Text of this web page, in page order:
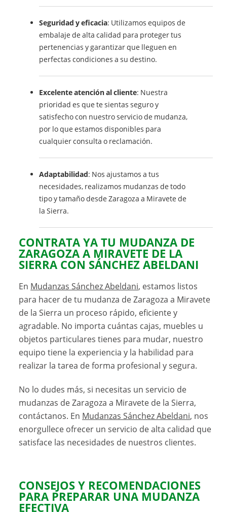
Seguridad y eficacia: Utilizamos equipos de
embalaje de alta calidad para proteger tus
pertenencias y garantizar que lleguen en
perfectas condiciones a su destino.
Excelente atención al cliente: Nuestra
prioridad es que te sientas seguro y
satisfecho con nuestro servicio de mudanza,
por lo que estamos disponibles para
cualquier consulta o reclamación.
Adaptabilidad: Nos ajustamos a tus
necesidades, realizamos mudanzas de todo
tipo y tamaño desde Zaragoza a Miravete de
la Sierra.
CONTRATA YA TU MUDANZA DE
ZARAGOZA A MIRAVETE DE LA
SIERRA CON SÁNCHEZ ABELDANI
En Mudanzas Sánchez Abeldani, estamos listos
para hacer de tu mudanza de Zaragoza a Miravete
de la Sierra un proceso rápido, eficiente y
agradable. No importa cuántas cajas, muebles u
objetos particulares tienes para mudar, nuestro
equipo tiene la experiencia y la habilidad para
realizar la tarea de forma profesional y segura.
No lo dudes más, si necesitas un servicio de
mudanzas de Zaragoza a Miravete de la Sierra,
contáctanos. En Mudanzas Sánchez Abeldani, nos
enorgullece ofrecer un servicio de alta calidad que
satisface las necesidades de nuestros clientes.
CONSEJOS Y RECOMENDACIONES
PARA PREPARAR UNA MUDANZA
EFECTIVA